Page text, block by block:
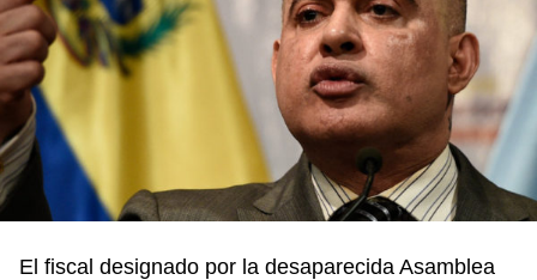
El fiscal designado por la desaparecida Asamblea